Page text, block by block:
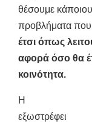
θέσουμε
προβλήματα που
έτσι όπως
αφορά όσο θα
κοινότητα.
Η
εξωστρέφει